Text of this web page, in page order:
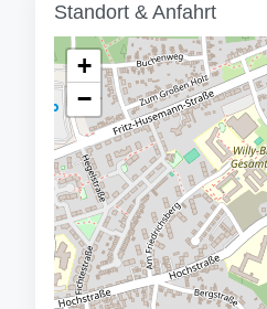
Standort & Anfahrt
+
−